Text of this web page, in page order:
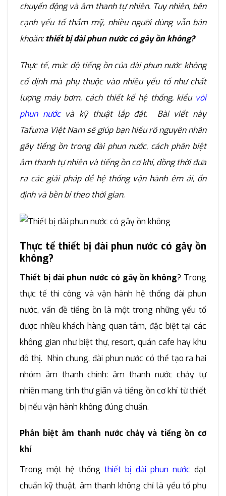
chuyển động và âm thanh tự nhiên. Tuy nhiên, bên
cạnh yếu tố thẩm mỹ, nhiều người dùng vẫn băn
khoăn:thiết bị đài phun nước có gây ồn không?
Thực tế, mức độ tiếng ồn của đài phun nước không
cố định mà phụ thuộc vào nhiều yếu tố như chất
lượng máy bơm, cách thiết kế hệ thống, kiểu vòi
phun nướcvà kỹ thuật lắp đặt. Bài viết này
Tafuma Việt Nam sẽ giúp bạn hiểu rõ nguyên nhân
gây tiếng ồn trong đài phun nước, cách phân biệt
âm thanh tự nhiên và tiếng ồn cơ khí, đồng thời đưa
ra các giải pháp để hệ thống vận hành êm ái, ổn
định và bền bỉ theo thời gian.
Thực tế thiết bị đài phun nước có gây ồn
không?
Thiết bị đài phun nước có gây ồn không? Trong
thực tế thi công và vận hành hệ thống đài phun
nước, vấn đề tiếng ồn là một trong những yếu tố
được nhiều khách hàng quan tâm, đặc biệt tại các
không gian như biệt thự, resort, quán cafe hay khu
đô thị. Nhìn chung, đài phun nước có thể tạo ra hai
nhóm âm thanh chính: âm thanh nước chảy tự
nhiên mang tính thư giãn và tiếng ồn cơ khí từ thiết
bị nếu vận hành không đúng chuẩn.
Phân biệt âm thanh nước chảy và tiếng ồn cơ
khí
Trong một hệ thống thiết bị đài phun nước đạt
chuẩn kỹ thuật, âm thanh không chỉ là yếu tố phụ